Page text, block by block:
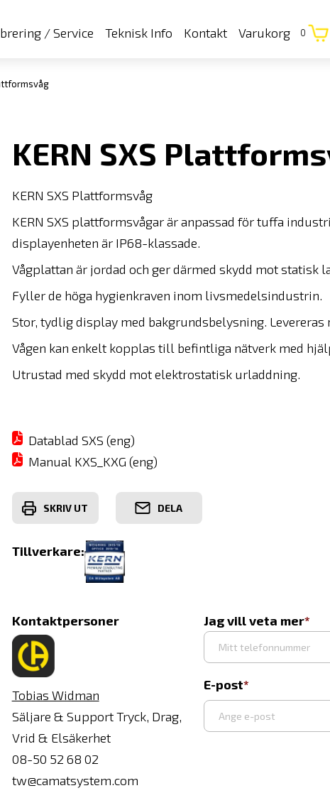
/ Service Teknisk Info Kontakt Varukorg 0
KERN SXS
KERN SXS Plattformsvåg
KERN SXS plattformsvågar är anpassad för tuffa
displayenheten är IP68-klassade.
Vågplattan är jordad och ger därmed skydd mot statisk
Fyller de höga hygienkraven inom livsmedelsindustrin.
Stor, tydlig display med bakgrundsbelysning.
Vågen kan enkelt kopplas till befintliga nätverk med
Utrustad med skydd mot elektrostatisk urladdning.
Datablad SXS (eng)
Manual KXS_KXG (eng)
SKRIV UT DELA
Tillverkare:
Kontaktpersoner
Tobias Widman
Säljare & Support Tryck, Drag,
Vrid & Elsäkerhet
08-50 52 68 02
tw@camatsystem.com
Jag vill veta mer
E-post